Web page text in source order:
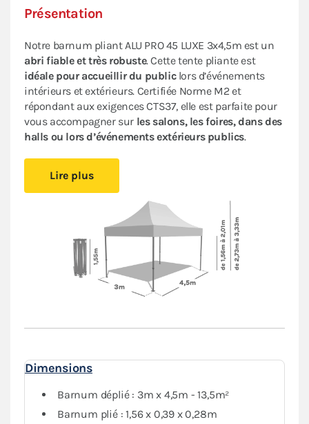
Présentation
Notre barnum pliant ALU PRO 45 LUXE 3x4,5m est un
abri fiable et très robuste. Cette tente pliante est
idéale pour accueillir du publiclors d’événements
intérieurs et extérieurs. Certifiée Norme M2 et
répondant aux exigences CTS37, elle est parfaite pour
vous accompagner sur les salons, les foires, dans des
halls ou lors d’événements extérieurs publics.
facilement dans votre véhicule. Le pliage en ciseaux et
sans outil vous offre un véritable confort de montage.
Installez-vous rapidement où vous le souhaitez et
protégez-vous des aléas de la météo.
Le toit et les murs de ce barnum 3x4,5m
en polyester
avec enduction PVC de 380 g/m². Le toit est renforcé
aux angles et sur les coutures, et la bâche déperlante
L'armature hexagonale en aluminium assure solidité
Lepack Fenêtres
d'un mur plein et d'un mur avec porte, vous garantit
une protection optimale contre les intempéries. Vous
Lire plus
Dimensions
Barnum déplié : 3m x 4,5m - 13,5m²
Barnum plié : 1,56 x 0,39 x 0,28m